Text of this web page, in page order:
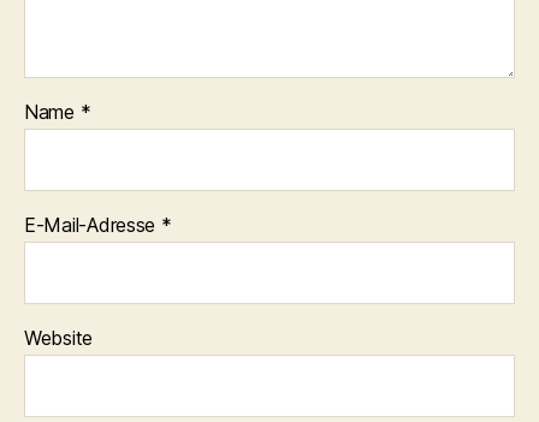
Name *
E-Mail-Adresse *
Website